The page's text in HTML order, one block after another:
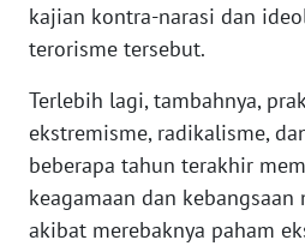
kajian kontra-narasi dan
terorisme tersebut.
Terlebih lagi, tambahnya,
ekstremisme, radikalisme,
beberapa tahun terakhir
keagamaan dan
akibat merebaknya paham
BANTEN
NTT
WN
KEPRI